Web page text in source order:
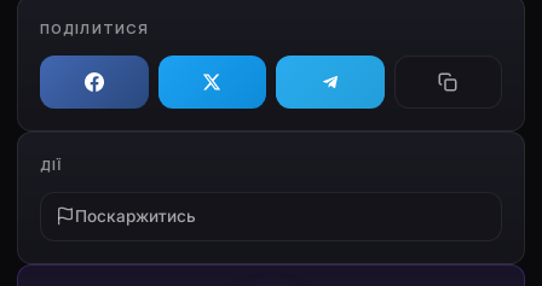
ПОДІЛИТИСЯ
ДІЇ
Поскаржитись